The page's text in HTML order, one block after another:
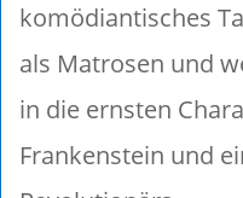
komödiantisches
als Matrosen und
in die ernsten
Frankenstein und